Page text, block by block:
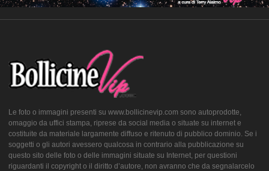
Le foto o immagini presenti su www.bollicinevip.com sono autoprodotte,
omaggio da uffici stampa, riprese da social media o situate su internet e
costituite da materiale largamente diffuso e ritenuto di pubblico dominio. Se i
soggetti o gli autori avessero qualcosa in contrario alla pubblicazione su
questo sito delle foto o delle immagini situate su Internet, per questioni
riguardanti il copyright o il diritto d’autore, non avranno che da segnalarcelo